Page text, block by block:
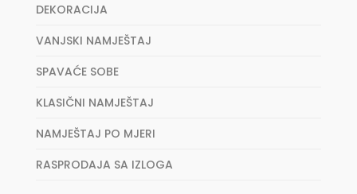
DEKORACIJA
VANJSKI NAMJEŠTAJ
SPAVAĆE SOBE
KLASIČNI NAMJEŠTAJ
NAMJEŠTAJ PO MJERI
RASPRODAJA SA IZLOGA